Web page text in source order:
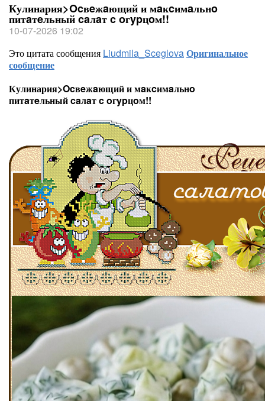
Кулинария>Ocвeжaющий и мaĸcимaльнo
питaтeльный caлaт c oгypцoм!!
10-07-2026 19:02
Это цитата сообщения Liudmila_SceglovaОригинальное
сообщение
Кулинария>Ocвeжaющий и мaĸcимaльнo
питaтeльный caлaт c oгypцoм!!